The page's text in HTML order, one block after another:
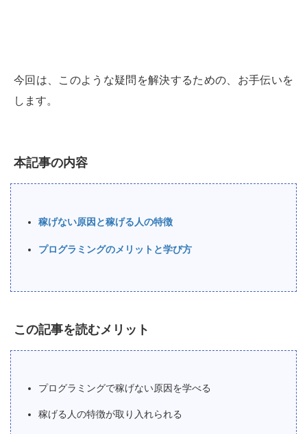
今回は、このような疑問を解決するための、お手伝いを
します。
本記事の内容
稼げない原因と稼げる人の特徴
プログラミングのメリットと学び方
この記事を読むメリット
プログラミングで稼げない原因を学べる
稼げる人の特徴が取り入れられる